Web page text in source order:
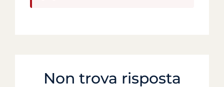
Non trova risposta